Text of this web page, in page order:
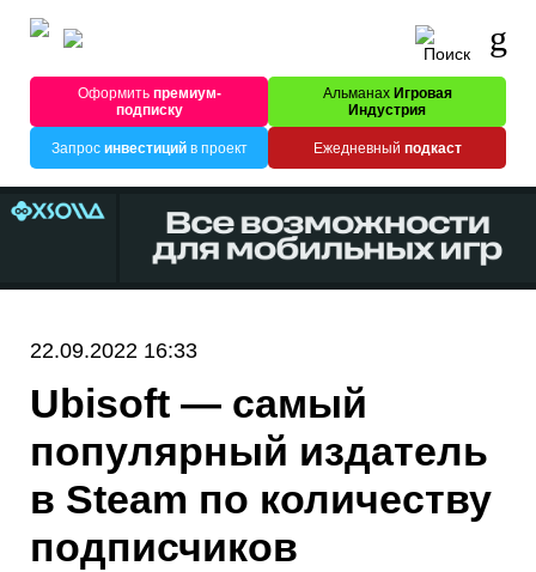
Оформитьпремиум-
подписку
Альманах Игровая
Индустрия
Запрос инвестицийв проект Ежедневный подкаст
22.09.2022 16:33
Ubisoft — самый
популярный издатель
в Steam по количеству
подписчиков